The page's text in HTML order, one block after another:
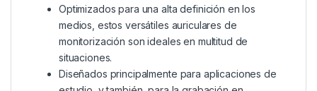
Optimizados para una alta definición en los
medios, estos versátiles auriculares de
monitorización son ideales en multitud de
situaciones.
Diseñados principalmente para aplicaciones de